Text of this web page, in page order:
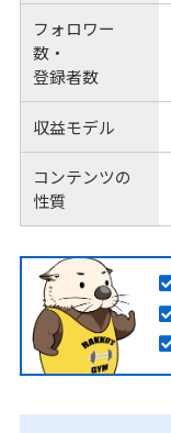
フォロワー
数・
登録者数
収益モデル
コンテンツの
性質